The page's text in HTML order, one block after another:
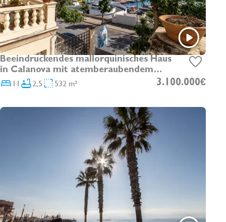
Beeindruckendes mallorquinisches Haus
in Calanova mit atemberaubendem
Meerblick
11 2,5 532 m² 3.100.000€